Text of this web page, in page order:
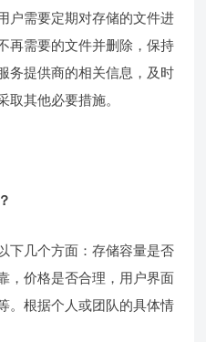
户需要定期对存储的文件进
再需要的文件并删除，保持
务提供商的相关信息，及时
取其他必要措施。
下几个方面：存储容量是否
，价格是否合理，用户界面
。根据个人或团队的具体情